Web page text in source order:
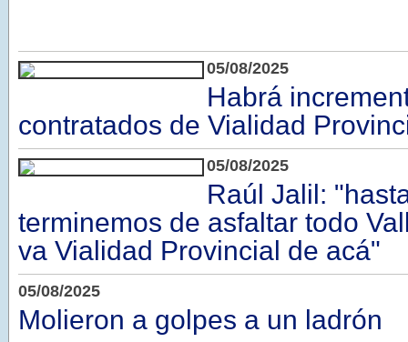
05/08/2025
Habrá
contratados de Vialidad
05/08/2025
Raúl Jalil:
terminemos de asfaltar todo
va Vialidad Provincial de acá"
05/08/2025
Molieron a golpes a un ladrón